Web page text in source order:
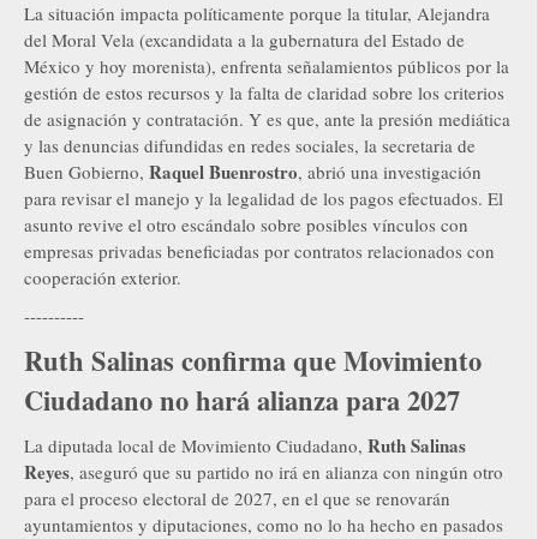
La situación impacta políticamente porque la titular, Alejandra
del Moral Vela (excandidata a la gubernatura del Estado de
México y hoy morenista), enfrenta señalamientos públicos por la
gestión de estos recursos y la falta de claridad sobre los criterios
de asignación y contratación. Y es que, ante la presión mediática
y las denuncias difundidas en redes sociales, la secretaria de
Buen Gobierno, Raquel Buenrostro, abrió una investigación
para revisar el manejo y la legalidad de los pagos efectuados. El
asunto revive el otro escándalo sobre posibles vínculos con
empresas privadas beneficiadas por contratos relacionados con
cooperación exterior.
----------
Ruth Salinas confirma que Movimiento
Ciudadano no hará alianza para 2027
La diputada local de Movimiento Ciudadano, Ruth Salinas
Reyes, aseguró que su partido no irá en alianza con ningún otro
para el proceso electoral de 2027, en el que se renovarán
ayuntamientos y diputaciones, como no lo ha hecho en pasados